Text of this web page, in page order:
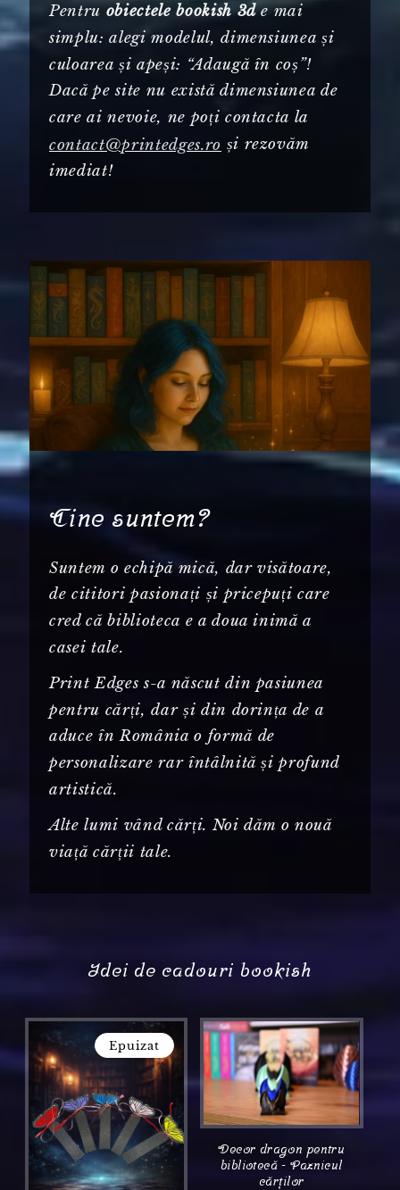
Pentru obiectele bookish 3de mai
simplu: alegi modelul, dimensiunea și
culoarea și apeși: “Adaugă în coș”!
Dacă pe site nu există dimensiunea de
care ai nevoie, ne poți contacta la
contact@printedges.ro și rezovăm
imediat!
Cine suntem?
Suntem o echipă mică, dar visătoare,
de cititori pasionați și pricepuți care
cred că biblioteca e a doua inimă a
casei tale.
Print Edges s-a născut din pasiunea
pentru cărți, dar și din dorința de a
aduce în România o formă de
personalizare rar întâlnită și profund
artistică.
Alte lumi vând cărți. Noi dăm o nouă
viață cărții tale.
Idei de cadouri bookish
Epuizat
Decor dragon pentru
bibliotecă - Paznicul
cărților